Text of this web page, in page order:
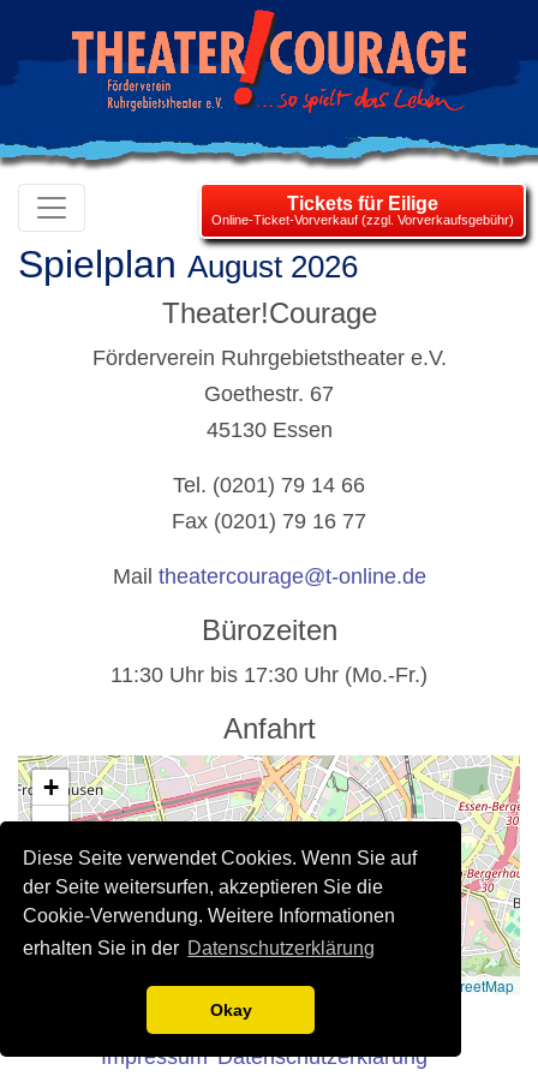
Diese Seite verwendet Cookies. Wenn Sie auf
der Seite weitersurfen, akzeptieren Sie die
Cookie-Verwendung. Weitere Informationen
erhalten Sie in der Datenschutzerklärung
Okay
Tickets für Eilige
Online-Ticket-Vorverkauf (zzgl. Vorverkaufsgebühr)
Spielplan August 2026
Theater!Courage
Förderverein Ruhrgebietstheater e.V.
Goethestr. 67
45130 Essen
Tel. (0201) 79 14 66
Fax (0201) 79 16 77
Mail theatercourage@t-online.de
Bürozeiten
11:30 Uhr bis 17:30 Uhr (Mo.-Fr.)
Anfahrt
+
−
OpenStreetMap
Rechtliche Hinweise
Impressum Datenschutzerklärung